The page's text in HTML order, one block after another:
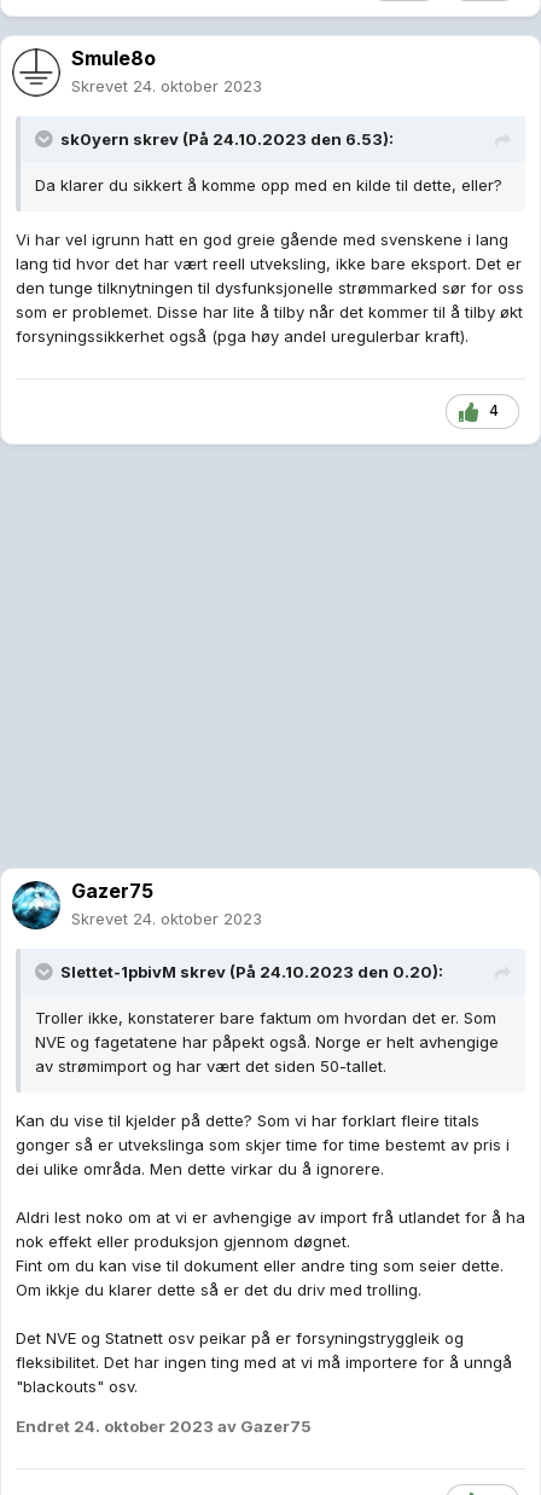
Smule8o
Skrevet 24. oktober 2023
sk0yern skrev (På 24.10.2023 den 6.53):
Da klarer du sikkert å komme opp med en kilde til dette, eller?
Vi har vel igrunn hatt en god greie gående med svenskene i lang
lang tid hvor det har vært reell utveksling, ikke bare eksport. Det er
den tunge tilknytningen til dysfunksjonelle strømmarked sør for oss
som er problemet. Disse har lite å tilby når det kommer til å tilby økt
forsyningssikkerhet også (pga høy andel uregulerbar kraft).
4
Gazer75
Skrevet 24. oktober 2023
Slettet-1pbivM skrev (På 24.10.2023 den 0.20):
Troller ikke, konstaterer bare faktum om hvordan det er. Som
NVE og fagetatene har påpekt også. Norge er helt avhengige
av strømimport og har vært det siden 50-tallet.
Kan du vise til kjelder på dette? Som vi har forklart fleire titals
gonger så er utvekslinga som skjer time for time bestemt av pris i
dei ulike områda. Men dette virkar du å ignorere.
Aldri lest noko om at vi er avhengige av import frå utlandet for å ha
nok effekt eller produksjon gjennom døgnet.
Fint om du kan vise til dokument eller andre ting som seier dette.
Om ikkje du klarer dette så er det du driv med trolling.
Det NVE og Statnett osv peikar på er forsyningstryggleik og
fleksibilitet. Det har ingen ting med at vi må importere for å unngå
"blackouts" osv.
Endret 24. oktober 2023 av Gazer75